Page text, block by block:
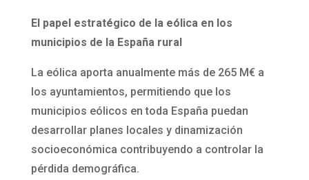
El papel estratégico de la eólica en los
municipios de la España rural
La eólica aporta anualmente más de 265 M€ a
los ayuntamientos, permitiendo que los
municipios eólicos en toda España puedan
desarrollar planes locales y dinamización
socioeconómica contribuyendo a controlar la
pérdida demográfica.